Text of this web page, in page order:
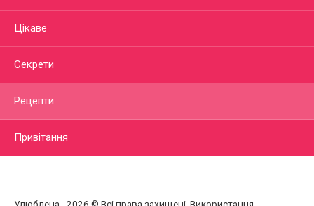
Цікаве
Секрети
Рецепти
Привітання